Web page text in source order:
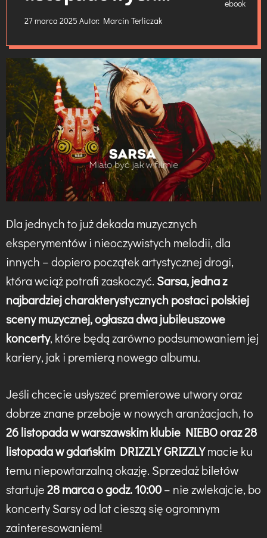
koncertów
27 marca 2025 Autor: Marcin Terliczak
Dla jednych to już dekada muzycznych
eksperymentów i nieoczywistych melodii, dla
innych – dopiero początek artystycznej drogi,
która wciąż potrafi zaskoczyć. Sarsa, jedna z
najbardziej charakterystycznych postaci polskiej
sceny muzycznej, ogłasza dwa jubileuszowe
koncerty, które będą zarówno podsumowaniem jej
kariery, jak i premierą nowego albumu.
Jeśli chcecie usłyszeć premierowe utwory oraz
dobrze znane przeboje w nowych aranżacjach, to
26 listopada w warszawskim klubie NIEBO oraz 28
listopada w gdańskim DRIZZLY GRIZZLYmacie ku
temu niepowtarzalną okazję. Sprzedaż biletów
startuje28 marca o godz. 10:00– nie zwlekajcie, bo
koncerty Sarsy od lat cieszą się ogromnym
zainteresowaniem!